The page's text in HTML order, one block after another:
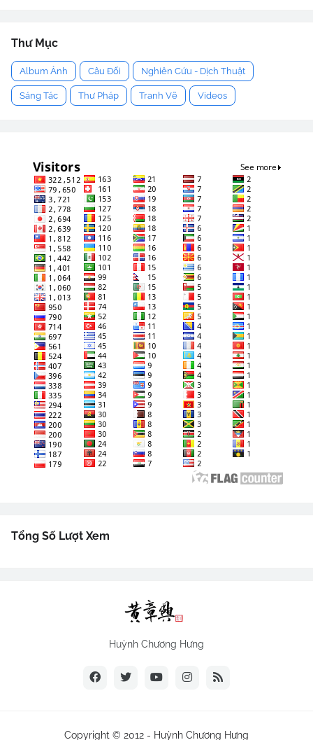
Thư Mục
Album Ảnh Câu Đối Nghiên Cứu - Dịch Thuật
Sáng Tác Thư Pháp Tranh Vẽ Videos
Tổng Số Lượt Xem
Huỳnh Chương Hưng
Copyright © 2012 - Huỳnh Chương Hưng